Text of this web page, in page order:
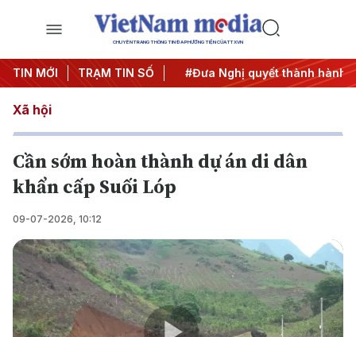
CHUYÊN TRANG THÔNG TIN ĐA PHƯƠNG TIỆN CỦA TTXVN
TIN MỚI TRẠM TIN SỐ
ương 3 #APEC 2027 #Đưa Nghị quyết thành hành
Xã hội
Cần sớm hoàn thành dự án di dân
khẩn cấp Suối Lóp
09-07-2026, 10:12